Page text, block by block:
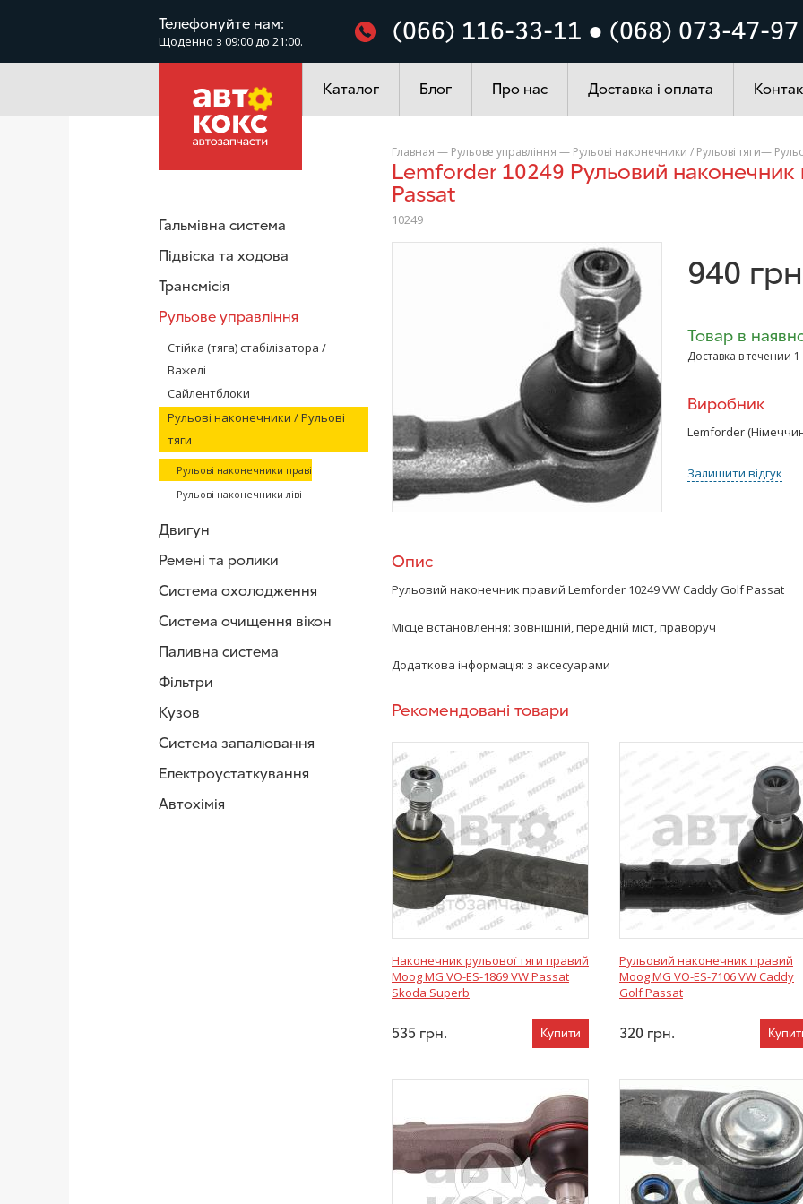
Телефонуйте нам:
Щоденно з 09:00 до 21:00. (066) 116-33-11 ● (068) 073-47-97
Каталог
Електроустаткування Автохімія
Блог Про нас Доставка і оплата
Гальмівна система
Підвіска та ходова
Трансмісія
Рульове управління
Стійка (тяга) стабілізатора /
Важелі
Сайлентблоки
Рульові наконечники / Рульові
тяги
Рульові наконечники праві
Рульові наконечники ліві
Двигун
Ремені та ролики
Система охолодження
Система очищення вікон
Паливна система
Фільтри
Кузов
Система запалювання
Електроустаткування
Автохімія
Главная — Рульове управління — Рульові наконечники / Рульові тяги—
Lemforder 10249 Рульовий наконечник правий VW Caddy Golf
Passat
10249
940
Товар в
Доставка в течении
Виробник
Lemforder
Залишити відгук
Опис
Рульовий наконечник правий Lemforder 10249VW CaddyGolf Passat
Місце встановлення: зовнішній, передній міст, праворуч
Додаткова інформація: з аксесуарами
Рекомендовані товари
Наконечник рульової тяги правий
Moog MG VO-ES-1869 VW Passat
Skoda Superb
535 грн. Купити
Рульовий наконечник правий
Moog MG VO-ES-7106 VW Caddy
Golf Passat
320 грн.